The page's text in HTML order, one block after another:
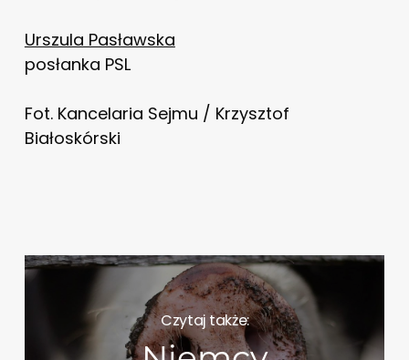
Urszula Pasławska
posłanka PSL
Fot. Kancelaria Sejmu / Krzysztof
Białoskórski
Czytaj także: